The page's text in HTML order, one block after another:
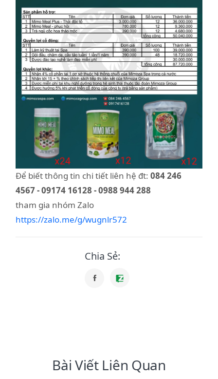
Để biết thông tin chi tiết liên hệ đt: 084 246
4567 - 09174 16128 - 0988 944 288
tham gia nhóm Zalo
https://zalo.me/g/wugnlr572
Chia Sẻ:
Bài Viết Liên Quan